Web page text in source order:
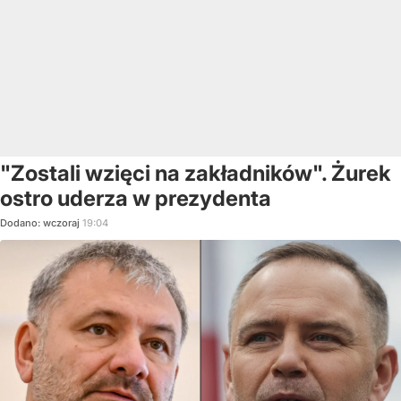
"Zostali wzięci na zakładników". Żurek
ostro uderza w prezydenta
Dodano: wczoraj 19:04